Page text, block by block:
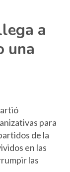
a
una
para
de la
en las
las